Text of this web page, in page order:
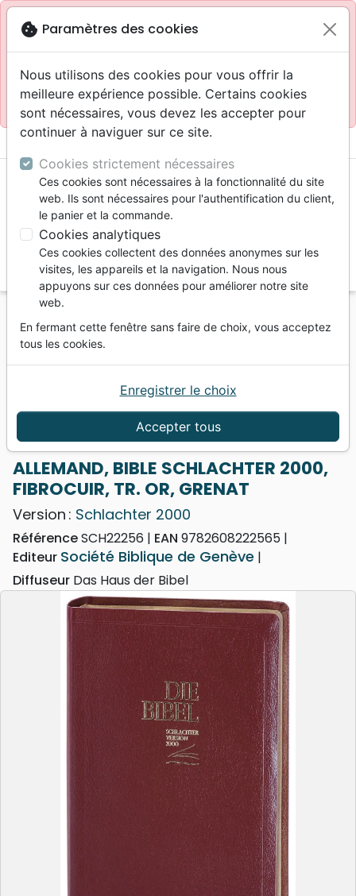
blockSite réservé aux professionnels
Accès pour les professionnels : Se connecter
Site pour le grand public : La Maison de la Bible
menu
Vous ne pouvez pas créer de nouvelle commande
depuis votre pays (United States).
ALLEMAND, BIBLE SCHLACHTER 2000, FIBROCUIR,
ALLEMAND, BIBLE SCHLACHTER 2000,
FIBROCUIR, TR. OR, GRENAT
Version : Schlachter 2000
RéférenceSCH22256 EAN 9782608222565
Editeur Société Biblique de Genève
Diffuseur Das Haus der Bibel
cookie Paramètres des cookies
Nous utilisons des cookies pour vous offrir la
meilleure expérience possible. Certains cookies
sont nécessaires, vous devez les accepter pour
continuer à naviguer sur ce site.
Cookies strictement nécessaires
Ces cookies sont nécessaires à la fonctionnalité du site
web. Ils sont nécessaires pour l'authentification du client,
le panier et la commande.
Cookies analytiques
Ces cookies collectent des données anonymes sur les
visites, les appareils et la navigation. Nous nous
appuyons sur ces données pour améliorer notre site
web.
En fermant cette fenêtre sans faire de choix, vous acceptez
tous les cookies.
Accepter tous
Enregistrer le choix